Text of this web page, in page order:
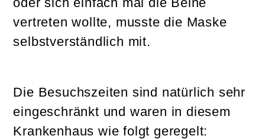
vertreten wollte, musste die Maske
selbstverständlich mit.
Die Besuchszeiten sind natürlich sehr
eingeschränkt und waren in diesem
Krankenhaus wie folgt geregelt: